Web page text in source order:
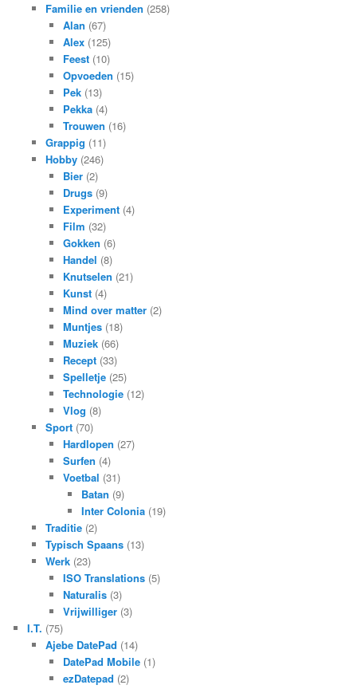
Familie en vrienden (258)
Alan (67)
Alex (125)
Feest (10)
Opvoeden (15)
Pek (13)
Pekka (4)
Trouwen (16)
Grappig (11)
Hobby(246)
Bier (2)
Drugs (9)
Experiment (4)
Film (32)
Gokken (6)
Handel (8)
Knutselen (21)
Kunst (4)
Mind over matter (2)
Muntjes (18)
Muziek (66)
Recept (33)
Spelletje (25)
Technologie (12)
Vlog (8)
Sport(70)
Hardlopen (27)
Surfen (4)
Voetbal (31)
Batan (9)
Inter Colonia(19)
Traditie(2)
Typisch Spaans(13)
Werk(23)
ISO Translations (5)
Naturalis (3)
Vrijwilliger (3)
I.T. (75)
Ajebe DatePad (14)
DatePad Mobile (1)
ezDatepad (2)